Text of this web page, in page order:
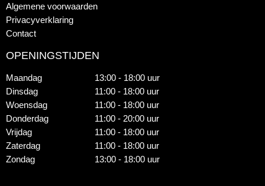
Algemene voorwaarden
Privacyverklaring
Contact
OPENINGSTIJDEN
Maandag
Dinsdag
Woensdag
Donderdag
Vrijdag
Zaterdag
Zondag
13:00 - 18:00 uur
11:00 - 18:00 uur
11:00 - 18:00 uur
11:00 - 20:00 uur
11:00 - 18:00 uur
11:00 - 18:00 uur
13:00 - 18:00 uur